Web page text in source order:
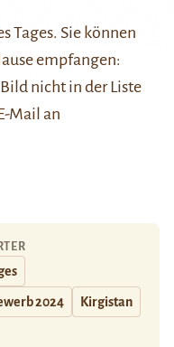
Tages. Sie können
empfangen:
nicht in der Liste
Mail an
2024 Kirgistan